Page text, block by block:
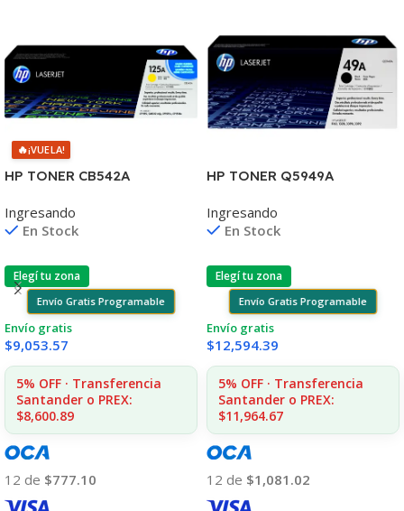
🔥¡VUELA!
HP TONER CB542A
1215/1515/1510/1312
Ingresando
En Stock
Elegí tu zona
Envío Gratis Programable
Envío gratis
$9,053.57
5% OFF · Transferencia
Santander o PREX:
$8,600.89
12 de $777.10
HP TONER Q5949A
COPIAS
Ingresando
En Stock
Elegí tu zona
Envío Gratis Programable
Envío gratis
$12,594.39
5% OFF · Transferencia
Santander o PREX:
$11,964.67
12 de $1,081.02